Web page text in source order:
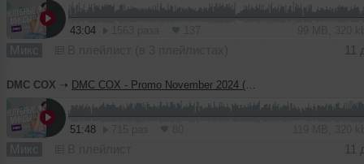
43:04
Микс 11
DMC COX ➝ DMC COX - Promo November 2024 (Makers Sound Music)
51:48
Микс 11